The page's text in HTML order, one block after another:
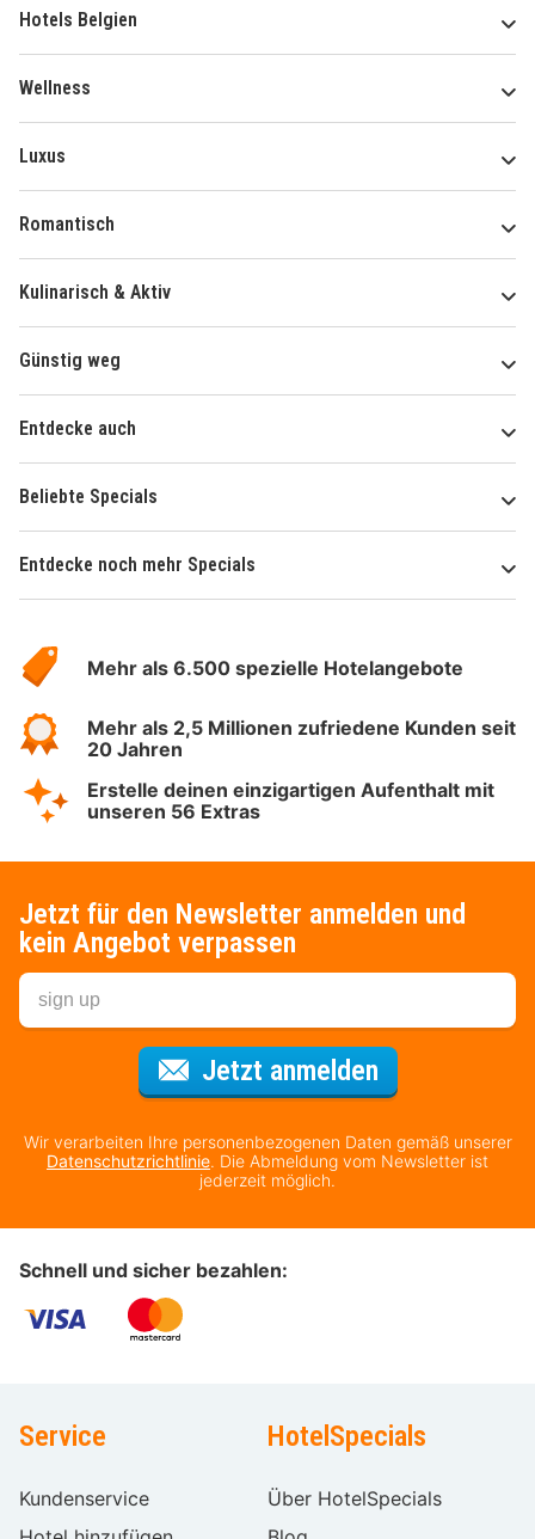
Hotels Belgien
Wellness
Luxus
Romantisch
Kulinarisch & Aktiv
Günstig weg
Entdecke auch
Beliebte Specials
Entdecke noch mehr Specials
Hotelspecials
Mehr als 6.500 spezielle Hotelangebote
Mehr als 2,5 Millionen zufriedene Kunden seit
20 Jahren
Erstelle deinen einzigartigen Aufenthalt mit
unseren 56 Extras
Jetzt für den Newsletter anmelden und
kein Angebot verpassen
Jetzt anmeldenFür den
Wir verarbeiten Ihre personenbezogenen Daten gemäß unserer
Datenschutzrichtlinie. Die Abmeldung vom Newsletter ist
jederzeit möglich.
Schnell und sicher bezahlen:
Service
Kundenservice
HotelSpecials
Über HotelSpecials